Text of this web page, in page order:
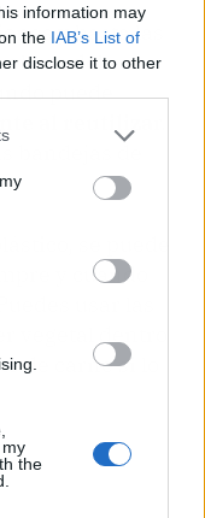
information may
the IAB’s List of
disclose it to other
the
y hasta las
el uso del
puede
al reutiliza
bandejas de
y cuando
usar las
vegetal dentro
de carne si lo